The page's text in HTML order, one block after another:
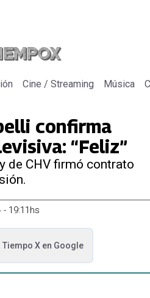
Cine / Streaming Música
confirma
“Feliz”
de CHV firmó contrato
19:11hs
Tiempo Xen Google